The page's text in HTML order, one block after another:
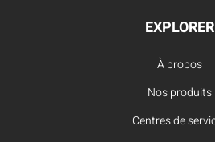
EXPLORER
À propos
Nos produits
Centres de